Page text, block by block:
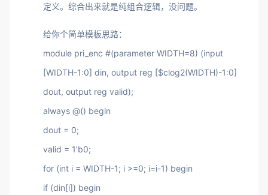
定义。综合出来就是纯组合逻辑，没问题。
给你个简单模板思路：
module pri_enc #(parameter WIDTH=8) (input
[WIDTH-1:0] din, output reg [$clog2(WIDTH)-1:0]
dout, output reg valid);
always @() begin
dout = 0;
valid = 1'b0;
for (int i = WIDTH-1; i >=0; i=i-1) begin
if (din[i]) begin